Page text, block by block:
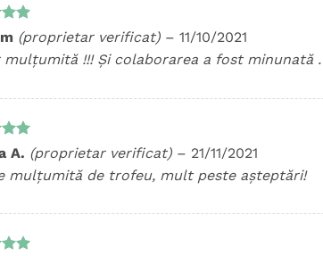
la (proprietar verificat) – 11/10/2021
mulțumită !!! Și colaborarea a fost minunată
la
A. (proprietar verificat) – 21/11/2021
mulțumită de trofeu, mult peste așteptări!